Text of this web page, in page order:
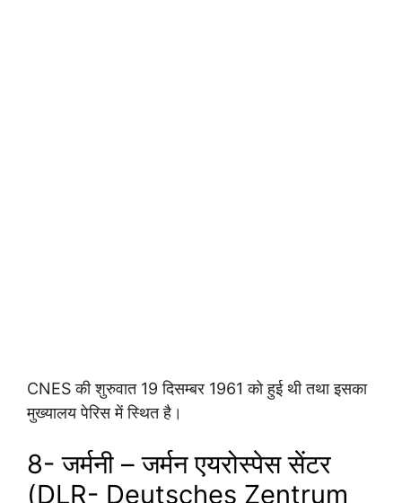
CNES की शुरुवात 19 दिसम्बर 1961 को हुई थी तथा इसका
मुख्यालय पेरिस में स्थित है।
8- जर्मनी – जर्मन एयरोस्पेस सेंटर
(DLR- Deutsches Zentrum